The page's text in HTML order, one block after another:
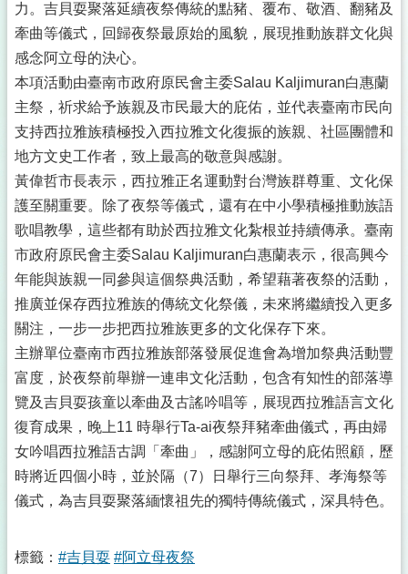
力。吉貝耍聚落延續夜祭傳統的點豬、覆布、敬酒、翻豬及
牽曲等儀式，回歸夜祭最原始的風貌，展現推動族群文化與
感念阿立母的決心。
本項活動由臺南市政府原民會主委Salau Kaljimuran白惠蘭
主祭，祈求給予族親及市民最大的庇佑，並代表臺南市民向
支持西拉雅族積極投入西拉雅文化復振的族親、社區團體和
地方文史工作者，致上最高的敬意與感謝。
黃偉哲市長表示，西拉雅正名運動對台灣族群尊重、文化保
護至關重要。除了夜祭等儀式，還有在中小學積極推動族語
歌唱教學，這些都有助於西拉雅文化紮根並持續傳承。臺南
市政府原民會主委Salau Kaljimuran白惠蘭表示，很高興今
年能與族親一同參與這個祭典活動，希望藉著夜祭的活動，
推廣並保存西拉雅族的傳統文化祭儀，未來將繼續投入更多
關注，一步一步把西拉雅族更多的文化保存下來。
主辦單位臺南市西拉雅族部落發展促進會為增加祭典活動豐
富度，於夜祭前舉辦一連串文化活動，包含有知性的部落導
覽及吉貝耍孩童以牽曲及古謠吟唱等，展現西拉雅語言文化
復育成果，晚上11 時舉行Ta-ai夜祭拜豬牽曲儀式，再由婦
女吟唱西拉雅語古調「牽曲」，感謝阿立母的庇佑照顧，歷
時將近四個小時，並於隔（7）日舉行三向祭拜、孝海祭等
儀式，為吉貝耍聚落緬懷祖先的獨特傳統儀式，深具特色。
標籤： #吉貝耍 #阿立母夜祭